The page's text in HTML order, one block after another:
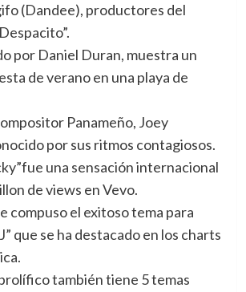
(Dandee), productores del
por Daniel Duran, muestra un
de verano en una playa de
Panameño, Joey
por sus ritmos contagiosos.
una sensación internacional
de views en Vevo.
compuso el exitoso tema para
que se ha destacado en los charts
también tiene 5 temas